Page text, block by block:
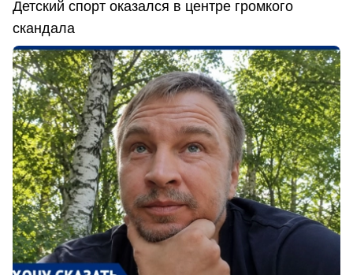
Детский спорт оказался в центре громкого
скандала